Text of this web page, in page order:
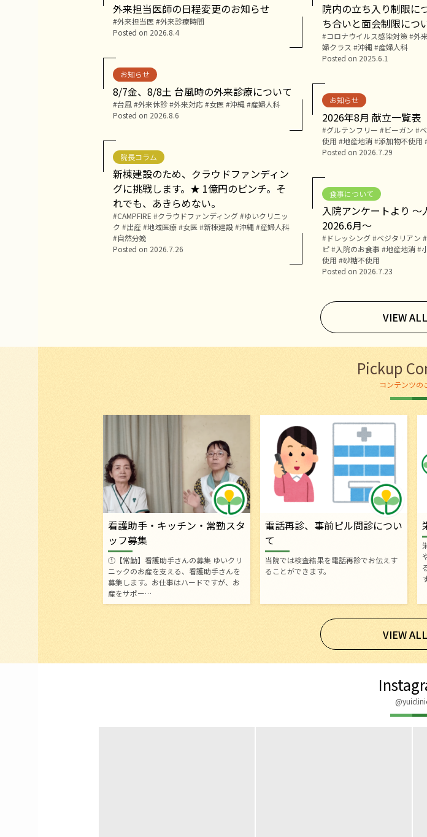
外来担当医師の日程変更のお知らせ
Tags:
外来担当医
外来診療時間
Posted on 2026.8.4
院内の立ち入り制限に
ち合いと面会制限につ
Tags:
コロナウイルス感染対策 外来
婦クラス
沖縄
産婦人科
Posted on 2025.6.1
お知らせ
8/7金、8/8土 台風時の外来診療について
Tags:
台風 外来休診 外来対応 女医 沖縄
産婦人科
Posted on 2026.8.6
お知らせ
2026年8月 献立一覧表
Tags:
グルテンフリー ビーガン
使用
地産地消 添加物不使用
Posted on 2026.7.29
院長コラム
新棟建設のため、クラウドファンディン
グに挑戦します。★ 1億円のピンチ。そ
れでも、あきらめない。
Tags:
CAMPFIRE クラウドファンディング
ゆいクリニッ
ク
出産 地域医療 女医 新棟建設 沖縄
産婦人科
自然分娩
Posted on 2026.7.26
食事について
入院アンケートより ～
2026.6月～
Tags:
ドレッシング ベジタリアン
ピ
入院のお食事 地産地消
使用
砂糖不使用
Posted on 2026.7.23
VIEW ALL
Pickup
コンテンツの
看護助手・キッチン・常勤スタ
ッフ募集
①【常勤】看護助手さんの募集 ゆいクリ
ニックのお産を支える、看護助手さんを
募集します。お仕事はハードですが、お
産をサポー…
電話再診、事前ピル問診につい
て
当院では検査結果を電話再診でお伝えす
ることができます。
VIEW ALL